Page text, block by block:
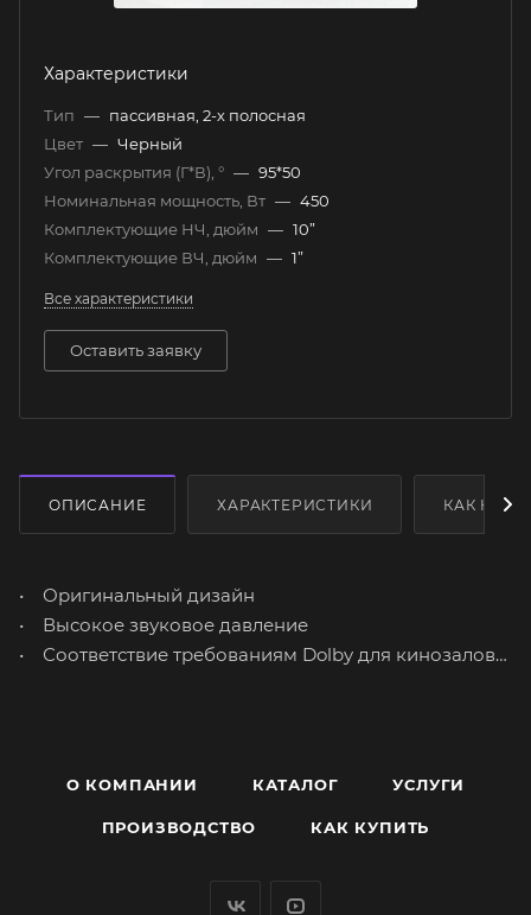
Характеристики
Тип — пассивная, 2-х полосная
Цвет — Черный
Угол раскрытия (Г*В), ° — 95*50
Номинальная мощность, Вт — 450
Комплектующие НЧ, дюйм — 10”
Комплектующие ВЧ, дюйм — 1”
Все характеристики
Оставить заявку
ОПИСАНИЕ ХАРАКТЕРИСТИКИ КАК
• Оригинальный дизайн
• Высокое звуковое давление
• Соответствие требованиям Dolby для кинозалов
О КОМПАНИИ КАТАЛОГ УСЛУГИ
ПРОИЗВОДСТВО КАК КУПИТЬ